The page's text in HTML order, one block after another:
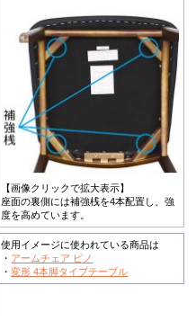
【画像クリックで拡大表示】
座面の裏側には補強桟を4本配置し、強
度を高めています。
使用イメージに使われている商品は
・ アームチェア ピノ
・変形 4本脚タイプテーブル